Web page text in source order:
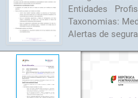
Entidades
Taxonomias:
Alertas de